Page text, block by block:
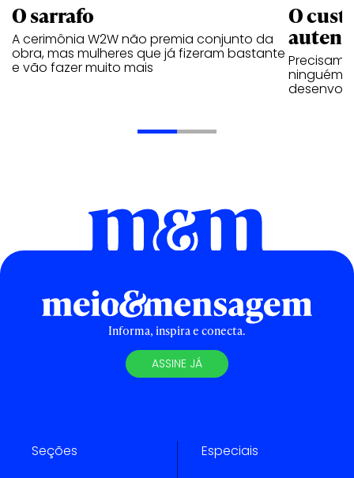
O sarrafo
A cerimônia W2W não premia conjunto da
obra, mas mulheres que já fizeram bastante
e vão fazer muito mais
O
ninguém
Informa, inspira e conecta.
ASSINE JÁ
Seções Especiais